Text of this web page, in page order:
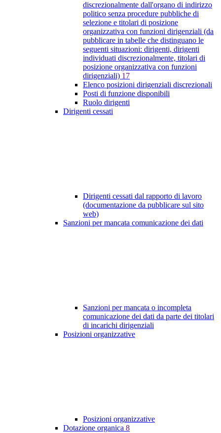
discrezionalmente dall'organo di indirizzo
politico senza procedure pubbliche di
selezione e titolari di posizione
organizzativa con funzioni dirigenziali (da
pubblicare in tabelle che distinguano le
seguenti situazioni: dirigenti, dirigenti
individuati discrezionalmente, titolari di
posizione organizzativa con funzioni
dirigenziali) 17
Elenco posizioni dirigenziali discrezionali
Posti di funzione disponibili
Ruolo dirigenti
Dirigenti cessati
Dirigenti cessati dal rapporto di lavoro
(documentazione da pubblicare sul sito
web)
Sanzioni per mancata comunicazione dei dati
Sanzioni per mancata o incompleta
comunicazione dei dati da parte dei titolari
di incarichi dirigenziali
Posizioni organizzative
Posizioni organizzative
Dotazione organica 8